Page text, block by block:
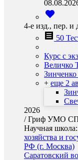
4-е изд., пер.
50
Курс с
Величко
+ еще 2
2026
/Гриф УМО
Научная школа:
хозяйства и
РФ (г. Москва)
Саратовский